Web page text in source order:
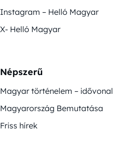
Instagram – Helló Magyar
X- Helló Magyar
Népszerű
Magyar történelem – idővonal
Magyarország Bemutatása
Friss hírek